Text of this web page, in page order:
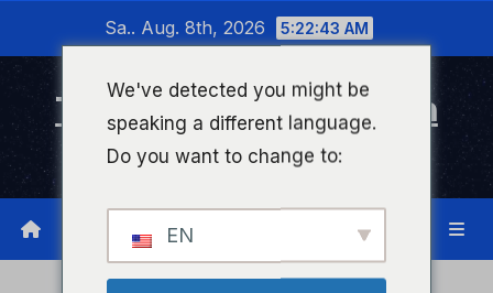
wechseln
Sa.. Aug. 8th, 2026 5:22:43 AM
Timeline Bad Kreuznach
Infonetzwerk für Bad Kreuznach
We've detected you might be
speaking a different language.
Do you want to change to:
EN